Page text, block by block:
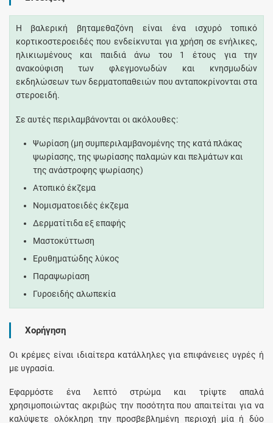
Η βαλερική βηταμεθαζόνη είναι ένα ισχυρό τοπικό
κορτικοστεροειδές που ενδείκνυται για χρήση σε ενήλικες,
ηλικιωμένους και παιδιά άνω του 1 έτους για την
ανακούφιση των φλεγμονωδών και κνησμωδών
εκδηλώσεων των δερματοπαθειών που ανταποκρίνονται στα
στεροειδή.
Σε αυτές περιλαμβάνονται οι ακόλουθες:
Ψωρίαση (μη συμπεριλαμβανομένης της κατά πλάκας
ψωρίασης, της ψωρίασης παλαμών και πελμάτων και
της ανάστροφης ψωρίασης)
Ατοπικό έκζεμα
Νομισματοειδές έκζεμα
Δερματίτιδα εξ επαφής
Μαστοκύττωση
Ερυθηματώδης λύκος
Παραψωρίαση
Γυροειδής αλωπεκία
Χορήγηση
Οι κρέμες είναι ιδιαίτερα κατάλληλες για επιφάνειες υγρές ή
με υγρασία.
Εφαρμόστε ένα λεπτό στρώμα και τρίψτε απαλά
χρησιμοποιώντας ακριβώς την ποσότητα που απαιτείται για να
καλύψετε ολόκληρη την προσβεβλημένη περιοχή μία ή δύο